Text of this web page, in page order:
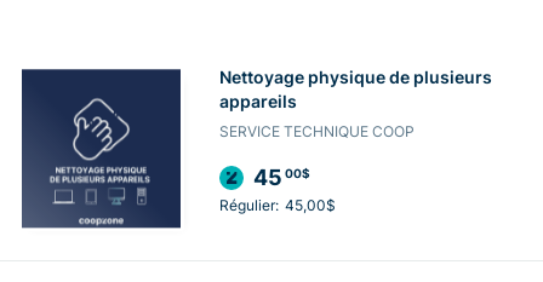
Nettoyage physique de plusieurs
appareils
SERVICE TECHNIQUE COOP
45 00$
Régulier: 45,00$